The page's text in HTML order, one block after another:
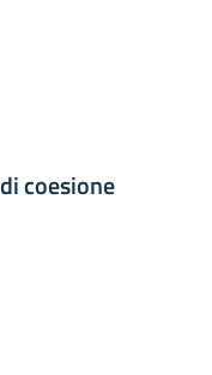
coesione